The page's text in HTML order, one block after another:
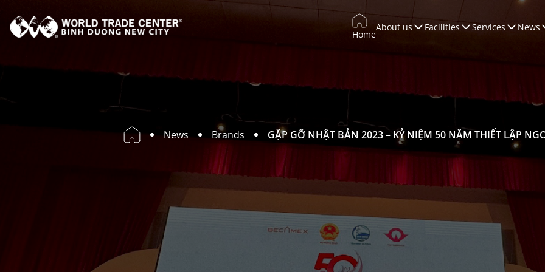
Home
About us Facilities Services
Training & Development
Conferences & Exhibitions
Marketing
News
News Brands GẶP GỠ NHẬT BẢN 2023 – KỶ NIỆM 50 NĂM THIẾT LẬP